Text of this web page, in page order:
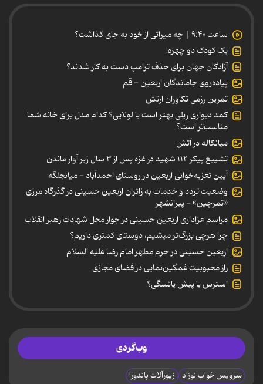
ساعت ۹:۴۰ | چه میراثی از خود به جای گذاشت؟
یک کودک دو چهره!
آزادگان جهان برای حذف ترامپ دست به کار شدند؟
پیاده‌روی جاماندگان اربعین - قم
تمرین رزمی تکاوران ارتش
کمد دیواری ریلی بهتر است یا لولایی؟ کدام مدل برای خانه شما
مناسب‌تر است؟
میانکاله در آتش
تشییع پیکر ۱۱۲ شهید در غزه پس از ۳ سال زیر آوار ماندن
آیین تعزیه‌خوانی اربعین در روستای احمدآباد - میانجلگه
وضعیت تردد و خدمات به زائران اربعین حسینی در گذرگاه مرزی
«تمرچین» - پیرانشهر
مراسم عزاداری اربعینِ حسینی در جوار محل شهادت رهبر انقلاب
چرا هرچی بزرگ‌تر میشیم، دوستای کمتری داریم؟
اربعین حسینی در حرم مطهر امام رضا علیه السلام
راز محبوبیت غمگین‌نمایی در فضای مجازی
استرس یا پیش یائسگی؟
وب‌گردی
سرویس خواب نوزاد زیورآلات پاندورا